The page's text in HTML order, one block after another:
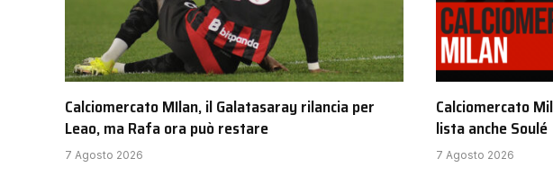
Calciomercato MIlan, il Galatasaray rilancia per
Leao, ma Rafa ora può restare
7 Agosto 2026
Calciomercato
lista anche Soulé
7 Agosto 2026